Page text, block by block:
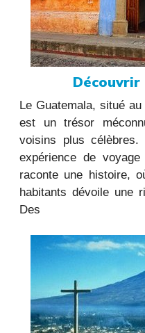
Le Guatemala, situé
est un trésor
voisins plus
expérience de
raconte une histoire,
habitants dévoile une
Des